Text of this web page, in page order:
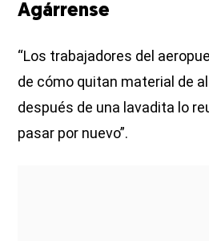
Agárrense
“Los trabajadores del
de cómo quitan material de
después de una lavadita lo
pasar por nuevo”.